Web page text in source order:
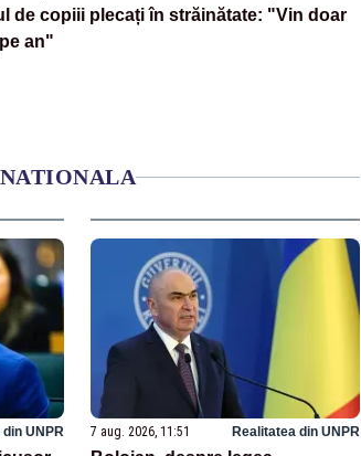
de copiii plecați în străinătate: "Vin doar
an"
UNPR 7 aug. 2026, 11:51 Realitatea din UNPR